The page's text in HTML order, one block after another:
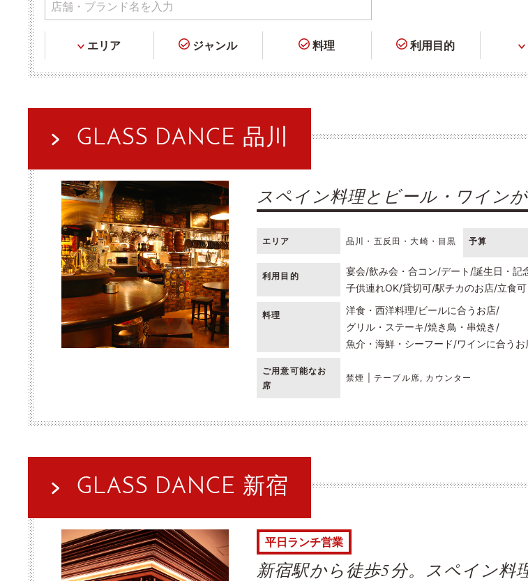
エリア ジャンル 料理 利用目的
GLASS DANCE 品川
スペイン料理とビール・ワイン
エリア 品川・五反田・大崎・目黒 予算
利用目的 宴会 飲み会・合コン デート 誕生日・記
子供連れOK 貸切可 駅チカのお店 立食可
料理 洋食・西洋料理 ビールに合うお店
グリル・ステーキ 焼き鳥・串焼き
魚介・海鮮・シーフード ワインに合うお
ご用意可能なお
席
禁煙 | テーブル席, カウンター
GLASS DANCE 新宿
平日ランチ営業
新宿駅から徒歩5分。スペイン